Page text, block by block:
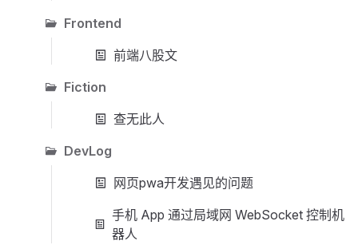
Frontend
前端八股文
Fiction
查无此人
DevLog
网页pwa开发遇见的问题
手机 App 通过局域网 WebSocket 控制机
器人